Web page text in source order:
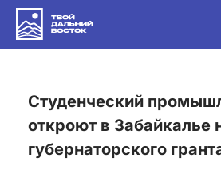
Студенческий промышленный центр
откроют в Забайкалье
губернаторского